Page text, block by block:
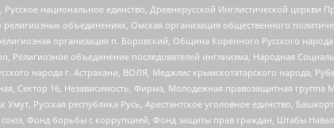
национальное единство, Древнерусской Инглистической
объединениях, Омская организация общественного
организация п. Боровский, Община Коренного Русского
Религиозное объединение последователей инглиизма, Народная
народа г. Астрахани, ВОЛЯ, Меджлис крымскотатарского народа,
Сектор 16, Независимость, Фирма, Молодежная правозащитная
Умут, Русская республика Русь, Арестантское уголовное единство,
Фонд борьбы с коррупцией, Фонд защиты прав граждан, Штабы